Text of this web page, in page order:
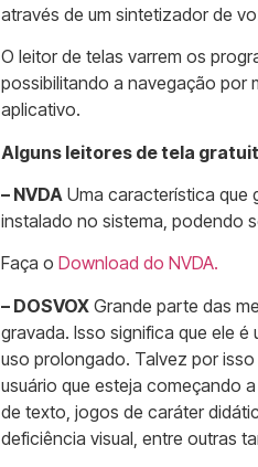
através de um sintetizador de
O leitor de telas varrem os
possibilitando a navegação por
aplicativo.
Alguns leitores de tela
– NVDA Uma característica que
instalado no sistema, podendo
Faça o Download do NVDA.
– DOSVOX Grande parte das
gravada. Isso significa que ele
uso prolongado. Talvez por
usuário que esteja começando
de texto, jogos de caráter
deficiência visual, entre outras